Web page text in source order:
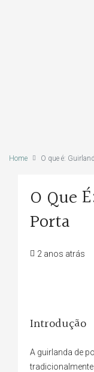
Home O que é:
O Que
Porta
2 anos atrás
Introdução
A guirlanda de